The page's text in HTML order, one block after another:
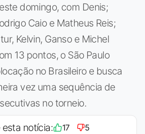
domingo, com Denis;
Caio e Matheus Reis;
Kelvin, Ganso e Michel
13 pontos, o São Paulo
no Brasileiro e busca
vez uma sequência de
no torneio.
esta notícia: 17 5